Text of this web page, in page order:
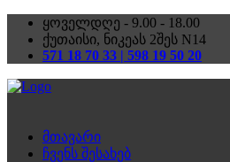
ყოველდღე - 9.00 - 18.00
ქუთაისი, ნიკეას 2შეს N14
571 18 70 33 | 598 19 50 20
მთავარი
ჩვენს შესახებ